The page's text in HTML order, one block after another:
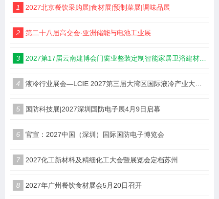
1 2027北京餐饮采购展|食材展|预制菜展|调味品展
2 第二十八届高交会·亚洲储能与电池工业展
3 2027第17届云南建博会门窗业整装定制智能家居卫浴建材展会
4 液冷行业展会—LCIE 2027第三届大湾区国际液冷产业大会暨展览会（深圳）
5 国防科技展|2027深圳国防电子展4月9日启幕
6 官宣：2027中国（深圳）国际国防电子博览会
7 2027化工新材料及精细化工大会暨展览会定档苏州
8 2027年广州餐饮食材展会5月20日召开